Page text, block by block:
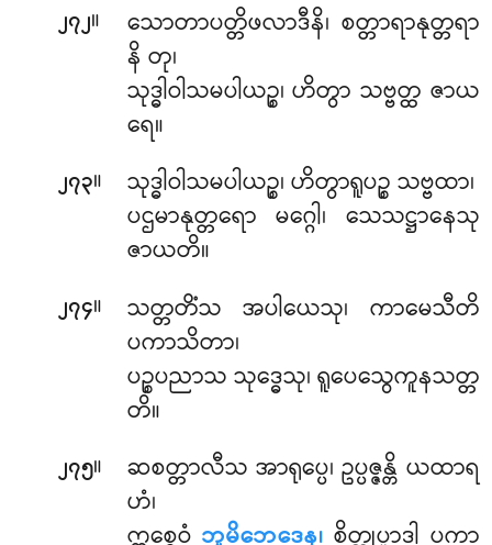
၂၇၂။
သောတာပတ္တိဖလာဒီနိ၊ စတ္တာရာနုတ္တရာ
နိ တု၊
သုဒ္ဓါဝါသမပါယဉ္စ၊ ဟိတွာ သဗ္ဗတ္ထ ဇာယ
ရေ။
၂၇၃။
သုဒ္ဓါဝါသမပါယဉ္စ၊ ဟိတွာရူပဉ္စ သဗ္ဗထာ၊
ပဌမာနုတ္တရော မဂ္ဂေါ၊ သေသဋ္ဌာနေသု
ဇာယတိ။
၂၇၄။ သတ္တတိံသအပါယေသု၊ ကာမေသီတိ
ပကာသိတာ၊
ပဉ္စပညာသ သုဒ္ဓေသု၊ ရူပေသွေကူနသတ္တ
တိ။
၂၇၅။
ဆစတ္တာလီသ အာရုပ္ပေ၊ ဥပ္ပဇ္ဇန္တိ ယထာရ
ဟံ၊